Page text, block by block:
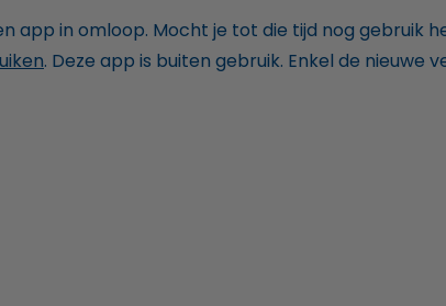
app in omloop. Mocht je tot die tijd nog gebruik
. Deze app is buiten gebruik. Enkel de nieuwe